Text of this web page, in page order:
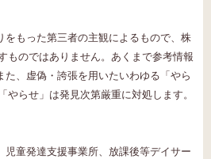
をもった第三者の主観によるもので、株
ものではありません。あくまで参考情報
た、虚偽・誇張を用いたいわゆる「やら
らせ」は発見次第厳重に対処します。
童発達支援事業所、放課後等デイサー